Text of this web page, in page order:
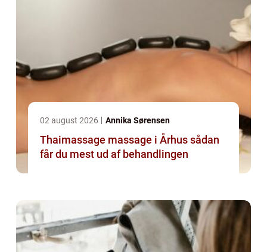
02 august 2026 Annika Sørensen
Thaimassage massage i Århus sådan
får du mest ud af behandlingen